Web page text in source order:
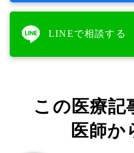
LINEで相談する
この医療記
医師か